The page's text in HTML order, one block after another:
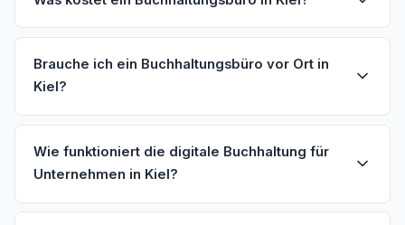
Brauche ich ein Buchhaltungsbüro vor Ort in
Kiel?
Wie funktioniert die digitale Buchhaltung für
Unternehmen in Kiel?